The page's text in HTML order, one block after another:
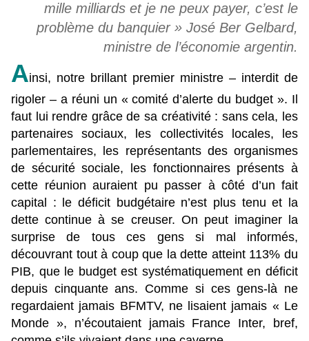
mille milliards et je ne peux payer, c’est le
problème du banquier » José Ber Gelbard,
ministre de l’économie argentin.
Ainsi, notre brillant premier ministre – interdit de
rigoler – a réuni un « comité d’alerte du budget ». Il
faut lui rendre grâce de sa créativité : sans cela, les
partenaires sociaux, les collectivités locales, les
parlementaires, les représentants des organismes
de sécurité sociale, les fonctionnaires présents à
cette réunion auraient pu passer à côté d’un fait
capital : le déficit budgétaire n’est plus tenu et la
dette continue à se creuser. On peut imaginer la
surprise de tous ces gens si mal informés,
découvrant tout à coup que la dette atteint 113% du
PIB, que le budget est systématiquement en déficit
depuis cinquante ans. Comme si ces gens-là ne
regardaient jamais BFMTV, ne lisaient jamais « Le
Monde », n’écoutaient jamais France Inter, bref,